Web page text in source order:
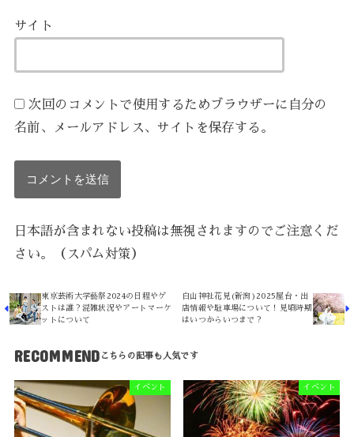
サイト
次回のコメントで使用するためブラウザーに自分の
名前、メールアドレス、サイトを保存する。
日本語が含まれない投稿は無視されますのでご注意くだ
さい。（スパム対策）
東京芸術大学藝祭2024の日程やゲ
ストは誰？混雑状況やアートマーケ
ットについて
白山神社花見(新潟)2025屋台・出
店情報や駐車場について！見頃時期
はいつからいつまで？
RECOMMEND
イベント イベント